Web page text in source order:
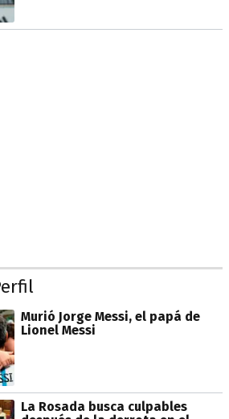
Murió Jorge Messi, el papá de
Lionel Messi
La Rosada busca culpables